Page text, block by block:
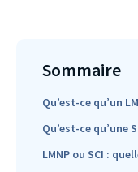
Sommaire
Qu’est-ce qu’un
Qu’est-ce qu’une
LMNP ou SCI :